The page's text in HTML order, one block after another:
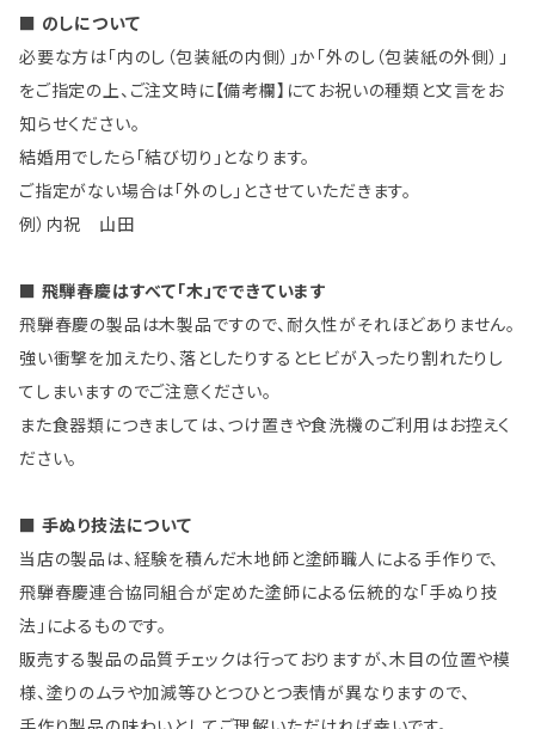
■ のしについて
必要な方は「内のし（包装紙の内側）」か「外のし（包装紙の外側）」
をご指定の上、ご注文時に【備考欄】にてお祝いの種類と文言をお
知らせください。
結婚用でしたら「結び切り」となります。
ご指定がない場合は「外のし」とさせていただきます。
例）内祝 山田
■ 飛騨春慶はすべて「木」でできています
飛騨春慶の製品は木製品ですので、耐久性がそれほどありません。
強い衝撃を加えたり、落としたりするとヒビが入ったり割れたりし
てしまいますのでご注意ください。
また食器類につきましては、つけ置きや食洗機のご利用はお控えく
ださい。
■ 手ぬり技法について
当店の製品は、経験を積んだ木地師と塗師職人による手作りで、
飛騨春慶連合協同組合が定めた塗師による伝統的な「手ぬり技
法」によるものです。
販売する製品の品質チェックは行っておりますが、木目の位置や模
様、塗りのムラや加減等ひとつひとつ表情が異なりますので、